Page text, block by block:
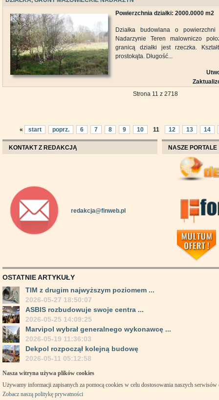
Powierzchnia działki: 2000.0000 m2
Działka budowlana o
Nadarzynie Teren malowniczo
granicą działki jest rzeczka.
prostokąta. Długość...
Strona 11 z 2718
« start poprz. 6 7 8 9 10 11 12 13 14
KONTAKT Z REDAKCJĄ
redakcja@finweb.pl
NASZE PORTALE
OSTATNIE ARTYKUŁY
TIM z drugim najwyższym poziomem ...
2026-05-27 18:50:07
ASBIS rozbudowuje swoje centra ...
2026-05-25 14:09:25
Marvipol wybrał generalnego wykonawcę ...
2026-05-19 11:36:03
Dekpol rozpoczął kolejną budowę
2026-05-11 05:12:58
Nasza witryna używa plików cookies
Używamy informacji zapisanych za pomocą cookies w celu dostosowania naszych
Zobacz naszą politykę prywatności